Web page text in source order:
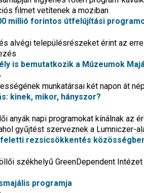
filmet vetítenek a moziban
millió forintos útfelújítási
alvégi településrészeket érint az
is bemutatkozik a Múzeumok
munkatársai két napon át
kinek, mikor, hányszor?
anyák napi programokat kínálnak az
gyűjtést szerveznek a Lumniczer-
feletti rezsicsökkentés
székhelyű GreenDependent
programja